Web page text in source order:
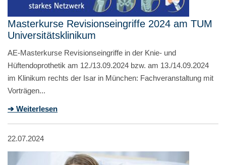
Masterkurse Revisionseingriffe 2024 am TUM
Universitätsklinikum
AE-Masterkurse Revisionseingriffe in der Knie- und
Hüftendoprothetik am 12./13.09.2024 bzw. am 13./14.09.2024
im Klinikum rechts der Isar in München: Fachveranstaltung mit
Vorträgen...
➔ Weiterlesen
22.07.2024